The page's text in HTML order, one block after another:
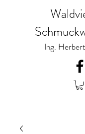
Ing.